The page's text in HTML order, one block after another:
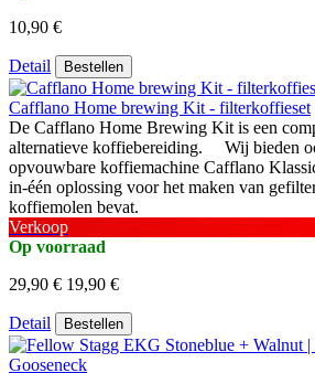
10,90 €
Detail Bestellen
Cafflano Home brewing Kit - filterkoffieset
De Cafflano Home Brewing Kit is een
alternatieve koffiebereiding. Wij bieden
opvouwbare koffiemachine Cafflano
in-één oplossing voor het maken van
koffiemolen bevat.
Verkoop
Op voorraad
29,90 € 19,90 €
Detail Bestellen